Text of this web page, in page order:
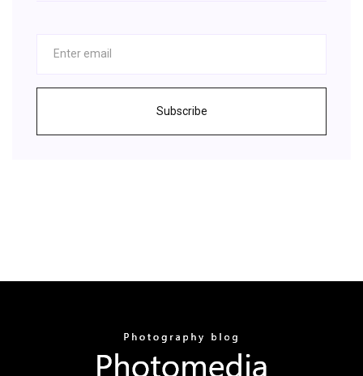
Subscribe